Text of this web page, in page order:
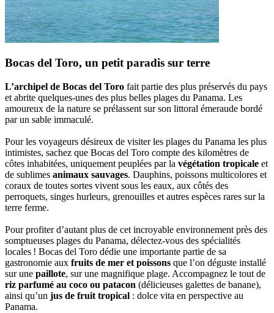
Bocas del Toro, un petit paradis sur terre
L’archipel de Bocas del Toro fait partie des plus préservés du pays
et abrite quelques-unes des plus belles plages du Panama. Les
amoureux de la nature se prélassent sur son littoral émeraude bordé
par un sable immaculé.
Pour les voyageurs désireux de visiter les plages du Panama les plus
intimistes, sachez que Bocas del Toro compte des kilomètres de
côtes inhabitées, uniquement peuplées par la végétation tropicale et
de sublimes animaux sauvages. Dauphins, poissons multicolores et
coraux de toutes sortes vivent sous les eaux, aux côtés des
perroquets, singes hurleurs, grenouilles et autres espèces rares sur la
terre ferme.
Pour profiter d’autant plus de cet incroyable environnement près des
somptueuses plages du Panama, délectez-vous des spécialités
locales ! Bocas del Toro dédie une importante partie de sa
gastronomie aux fruits de mer et poissons que l’on déguste installé
sur une paillote, sur une magnifique plage. Accompagnez le tout de
riz parfumé au coco ou patacon (délicieuses galettes de banane),
ainsi qu’un jus de fruit tropical : dolce vita en perspective au
Panama.